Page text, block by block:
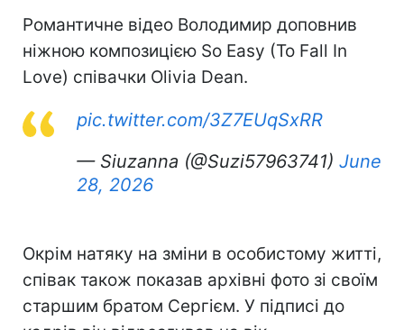
Романтичне відео Володимир доповнив
ніжною композицією So Easy (To Fall In
Love) співачки Olivia Dean.
pic.twitter.com/3Z7EUqSxRR
— Siuzanna (@Suzi57963741) June
28, 2026
Окрім натяку на зміни в особистому житті,
співак також показав архівні фото зі своїм
старшим братом Сергієм. У підписі до